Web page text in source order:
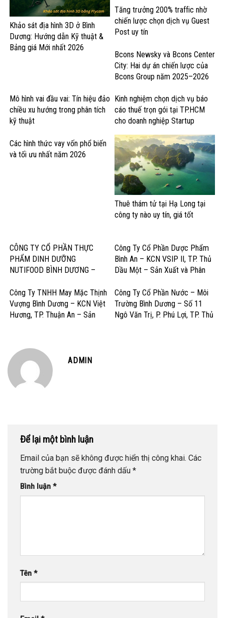
Khảo sát địa hình 3D ở Bình
Dương: Hướng dẫn Kỹ thuật &
Bảng giá Mới nhất 2026
Tăng trưởng 200% traffic nhờ
chiến lược chọn dịch vụ Guest
Post uy tín
Bcons Newsky và Bcons Center
City: Hai dự án chiến lược của
Bcons Group năm 2025–2026
Mô hình vai đầu vai: Tín hiệu đảo
chiều xu hướng trong phân tích
kỹ thuật
Kinh nghiệm chọn dịch vụ báo
cáo thuế trọn gói tại TP.HCM
cho doanh nghiệp Startup
Các hình thức vay vốn phổ biến
và tối ưu nhất năm 2026
Thuê thám tử tại Hạ Long tại
công ty nào uy tín, giá tốt
CÔNG TY CỔ PHẦN THỰC
PHẨM DINH DƯỠNG
NUTIFOOD BÌNH DƯƠNG –
– Sản Xuất Sữa và Sản Phẩm
Dinh Dưỡng
Công Ty Cổ Phần Dược Phẩm
Bình An – KCN VSIP II, TP. Thủ
Dầu Một – Sản Xuất và Phân
Cao
Công Ty TNHH May Mặc Thịnh
Vượng Bình Dương – KCN Việt
Hương, TP. Thuận An – Sản
Công Ty Cổ Phần Nước – Môi
Trường Bình Dương – Số 11
Ngô Văn Trị, P. Phú Lợi, TP. Thủ
ADMIN
Để lại một bình luận
Email của bạn sẽ không được hiển thị công khai. Các
trường bắt buộc được đánh dấu *
Bình luận *
Tên *